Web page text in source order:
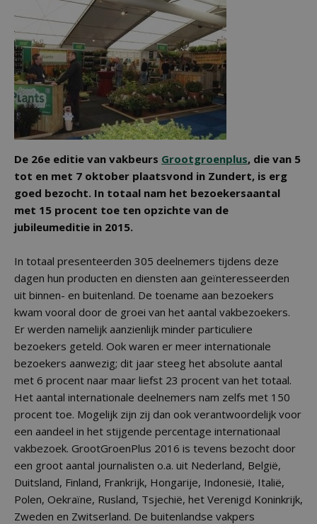
De 26e editie van vakbeurs Grootgroenplus, die van 5
tot en met 7 oktober plaatsvond in Zundert, is erg
goed bezocht. In totaal nam het bezoekersaantal
met 15 procent toe ten opzichte van de
jubileumeditie in 2015.
In totaal presenteerden 305 deelnemers tijdens deze
dagen hun producten en diensten aan geïnteresseerden
uit binnen- en buitenland. De toename aan bezoekers
kwam vooral door de groei van het aantal vakbezoekers.
Er werden namelijk aanzienlijk minder particuliere
bezoekers geteld. Ook waren er meer internationale
bezoekers aanwezig; dit jaar steeg het absolute aantal
met 6 procent naar maar liefst 23 procent van het totaal.
Het aantal internationale deelnemers nam zelfs met 150
procent toe. Mogelijk zijn zij dan ook verantwoordelijk voor
een aandeel in het stijgende percentage internationaal
vakbezoek. GrootGroenPlus 2016 is tevens bezocht door
een groot aantal journalisten o.a. uit Nederland, België,
Duitsland, Finland, Frankrijk, Hongarije, Indonesië, Italië,
Polen, Oekraïne, Rusland, Tsjechië, het Verenigd Koninkrijk,
Zweden en Zwitserland. De buitenlandse vakpers